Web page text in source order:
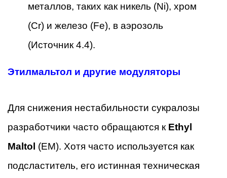
металлов, таких как никель (Ni), хром
(Cr) и железо (Fe), в аэрозоль
(Источник 4.4).
Этилмальтол и другие модуляторы
Для снижения нестабильности сукралозы
разработчики часто обращаются к Ethyl
Maltol (EM). Хотя часто используется как
подсластитель, его истинная техническая